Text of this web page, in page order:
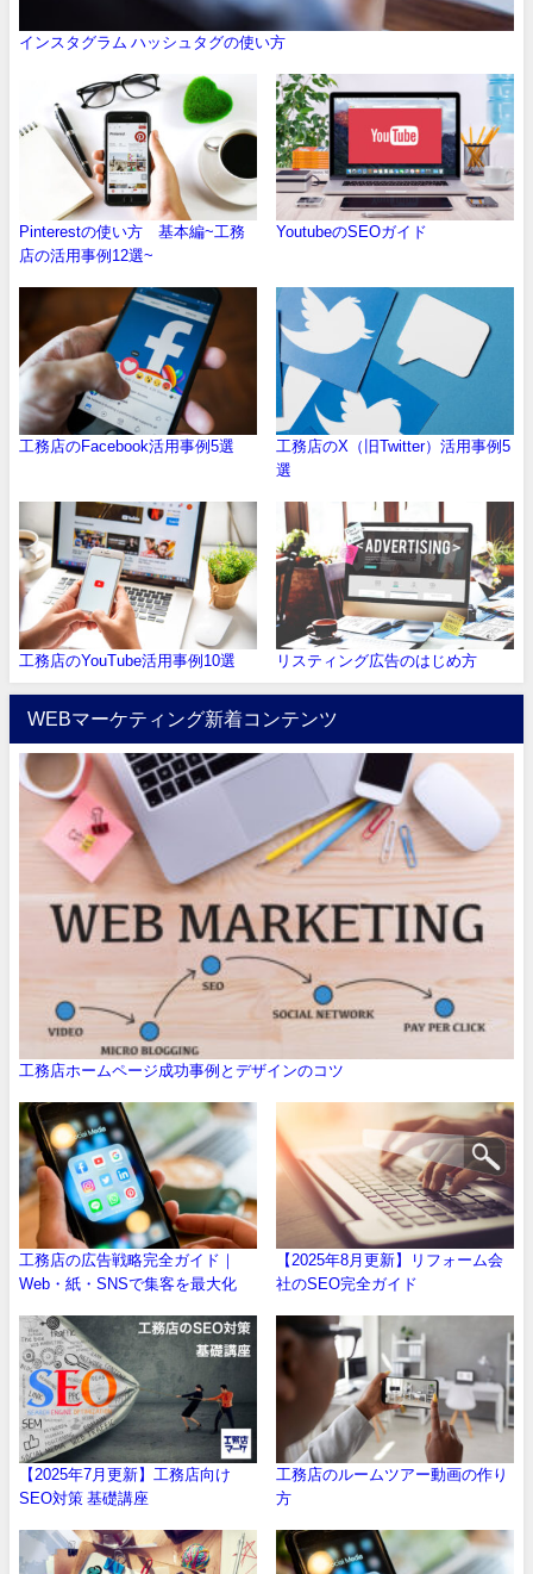
インスタグラム ハッシュタグの使い方
Pinterestの使い方 基本編~工務
店の活用事例12選~
YoutubeのSEOガイド
工務店のFacebook活用事例5選
工務店のX（旧Twitter）活用事例5
選
工務店のYouTube活用事例10選 リスティング広告のはじめ方
WEBマーケティング新着コンテンツ
工務店ホームページ成功事例とデザインのコツ
工務店の広告戦略完全ガイド｜
Web・紙・SNSで集客を最大化
【2025年8月更新】リフォーム会
社のSEO完全ガイド
【2025年7月更新】工務店向け
SEO対策 基礎講座
工務店のルームツアー動画の作り
方